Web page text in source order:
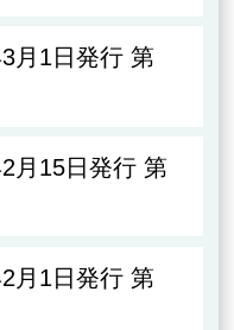
月1日発行 第
月15日発行 第
月1日発行 第